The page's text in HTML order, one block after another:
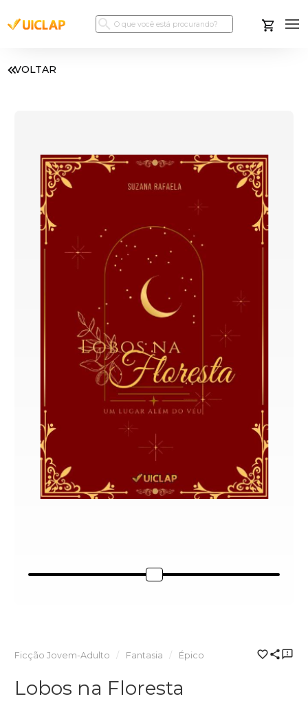
VOLTAR
Ficção Jovem-Adulto Fantasia Épico
Lobos na Floresta